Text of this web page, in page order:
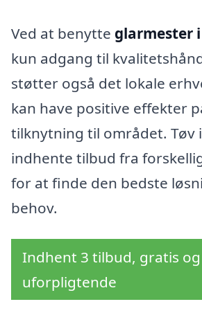
Ved at benytte glarmester
kun adgang til
støtter også det lokale
kan have positive effekter
tilknytning til området. Tøv
indhente tilbud fra
for at finde den bedste
behov.
Indhent 3 tilbud, gratis og
uforpligtende